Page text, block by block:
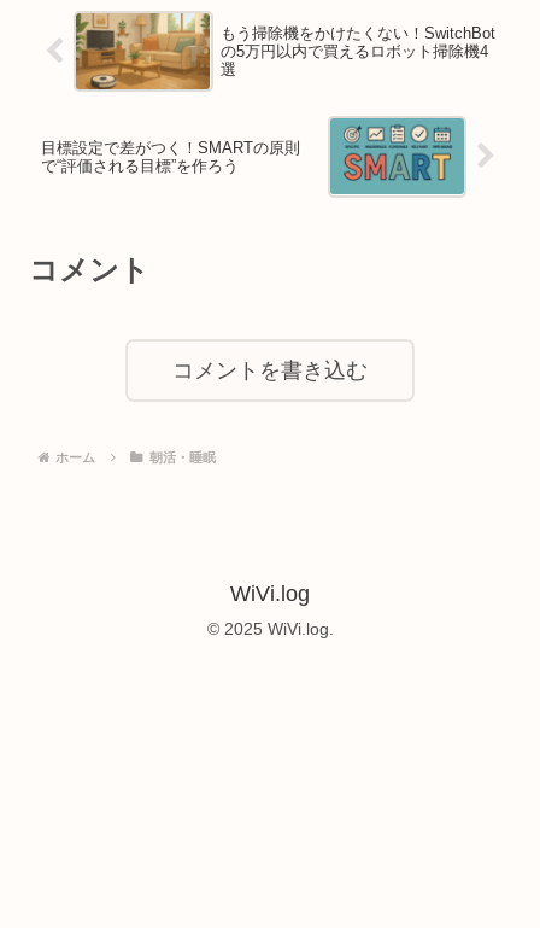
もう掃除機をかけたくない！SwitchBot
の5万円以内で買えるロボット掃除機4
選
目標設定で差がつく！SMARTの原則
で“評価される目標”を作ろう
コメント
コメントを書き込む
ホーム 朝活・睡眠
WiVi.log
© 2025 WiVi.log.